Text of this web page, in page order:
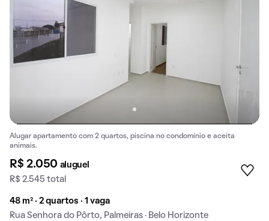
Alugar apartamento com 2 quartos, piscina no condomínio e aceita
animais.
R$ 2.050 aluguel
R$ 2.545 total
48 m² · 2 quartos · 1 vaga
Rua Senhora do Pôrto, Palmeiras · Belo Horizonte